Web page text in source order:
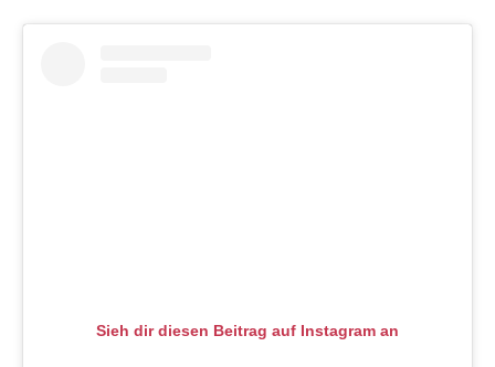
Sieh dir diesen Beitrag auf Instagram an